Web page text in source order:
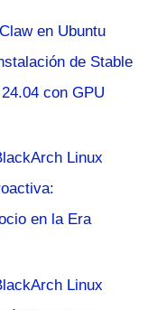
en Ubuntu
de Stable
con GPU
Linux
en la Era
Linux